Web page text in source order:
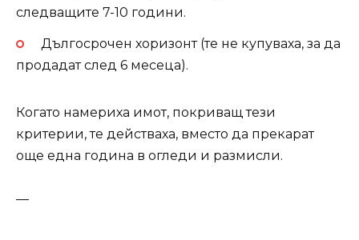
следващите 7-10 години.
Дългосрочен хоризонт (те не купуваха, за да
продадат след 6 месеца).
Когато намериха имот, покриващ тези
критерии, те действаха, вместо да прекарат
още една година в огледи и размисли.
—